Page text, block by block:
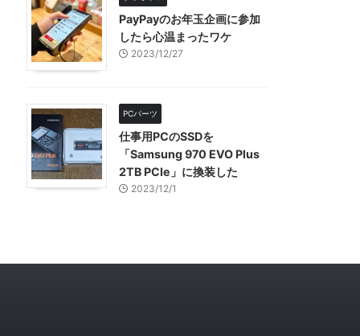
PayPayのお年玉企画に参加
したら心温まったワケ
2023/12/27
PCパーツ
仕事用PCのSSDを
「Samsung 970 EVO Plus
2TB PCIe」に換装した
2023/12/1